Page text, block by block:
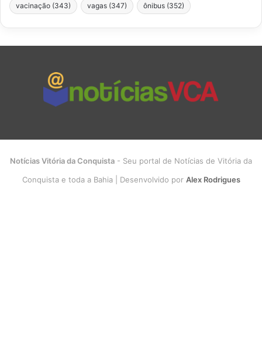
vacinação (343) vagas (347) ônibus (352)
Notícias Vitória da Conquista - Seu portal de Notícias de Vitória da
Conquista e toda a Bahia | Desenvolvido por Alex Rodrigues